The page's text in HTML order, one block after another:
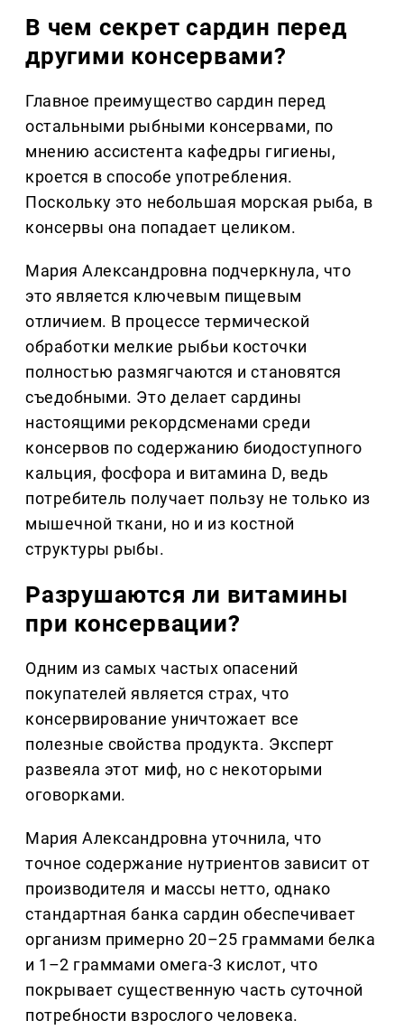
В чем секрет сардин перед
другими консервами?
Главное преимущество сардин перед
остальными рыбными консервами, по
мнению ассистента кафедры гигиены,
кроется в способе употребления.
Поскольку это небольшая морская рыба, в
консервы она попадает целиком.
Мария Александровна подчеркнула, что
это является ключевым пищевым
отличием. В процессе термической
обработки мелкие рыбьи косточки
полностью размягчаются и становятся
съедобными. Это делает сардины
настоящими рекордсменами среди
консервов по содержанию биодоступного
кальция, фосфора и витамина D, ведь
потребитель получает пользу не только из
мышечной ткани, но и из костной
структуры рыбы.
Разрушаются ли витамины
при консервации?
Одним из самых частых опасений
покупателей является страх, что
консервирование уничтожает все
полезные свойства продукта. Эксперт
развеяла этот миф, но с некоторыми
оговорками.
Мария Александровна уточнила, что
точное содержание нутриентов зависит от
производителя и массы нетто, однако
стандартная банка сардин обеспечивает
организм примерно 20–25 граммами белка
и 1–2 граммами омега-3 кислот, что
покрывает существенную часть суточной
потребности взрослого человека.